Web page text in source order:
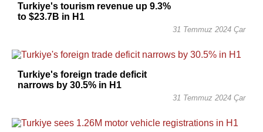
Turkiye's tourism revenue up 9.3%
to $23.7B in H1
31 Temmuz 2024 Çar
Turkiye's foreign trade deficit
narrows by 30.5% in H1
31 Temmuz 2024 Çar